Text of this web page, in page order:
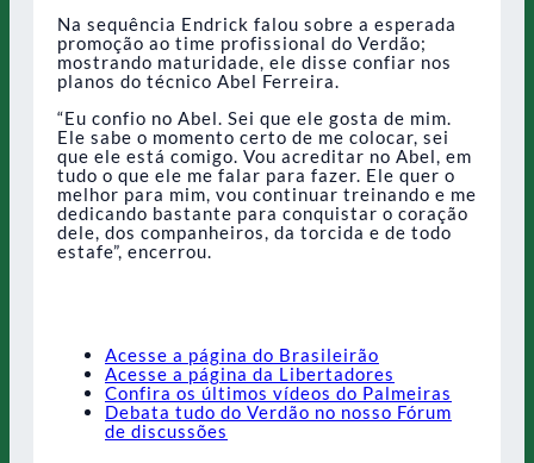
Na sequência Endrick falou sobre a esperada
promoção ao time profissional do Verdão;
mostrando maturidade, ele disse confiar nos
planos do técnico Abel Ferreira.
“Eu confio no Abel. Sei que ele gosta de mim.
Ele sabe o momento certo de me colocar, sei
que ele está comigo. Vou acreditar no Abel, em
tudo o que ele me falar para fazer. Ele quer o
melhor para mim, vou continuar treinando e me
dedicando bastante para conquistar o coração
dele, dos companheiros, da torcida e de todo
estafe”, encerrou.
Acesse a página do Brasileirão
Acesse a página da Libertadores
Confira os últimos vídeos do Palmeiras
Debata tudo do Verdão no nosso Fórum
de discussões